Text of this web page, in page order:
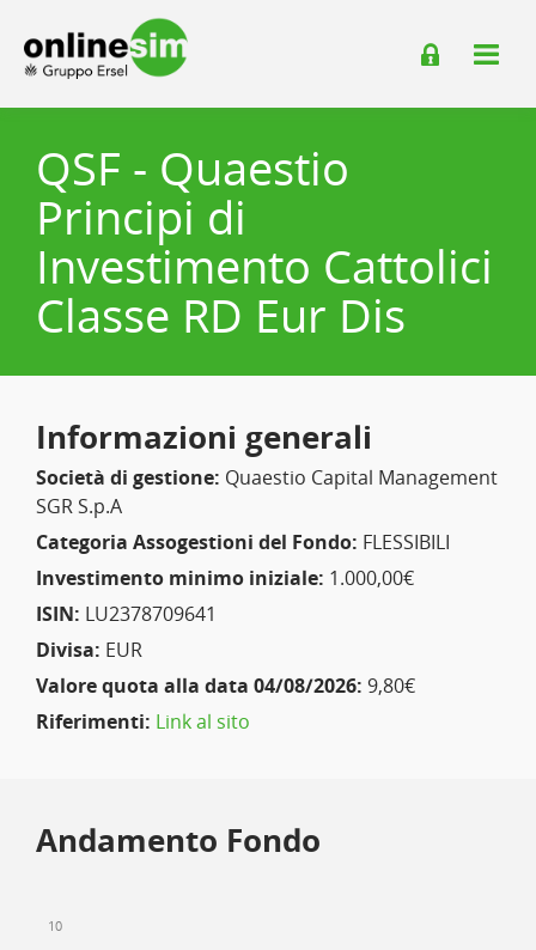
QSF - Quaestio
Principi di
Investimento Cattolici
Classe RD Eur Dis
Informazioni generali
Società di gestione: Quaestio Capital Management
SGR S.p.A
Categoria Assogestioni del Fondo: FLESSIBILI
Investimento minimo iniziale: 1.000,00€
ISIN: LU2378709641
Divisa: EUR
Valore quota alla data 04/08/2026: 9,80€
Riferimenti: Link al sito
Andamento Fondo
10